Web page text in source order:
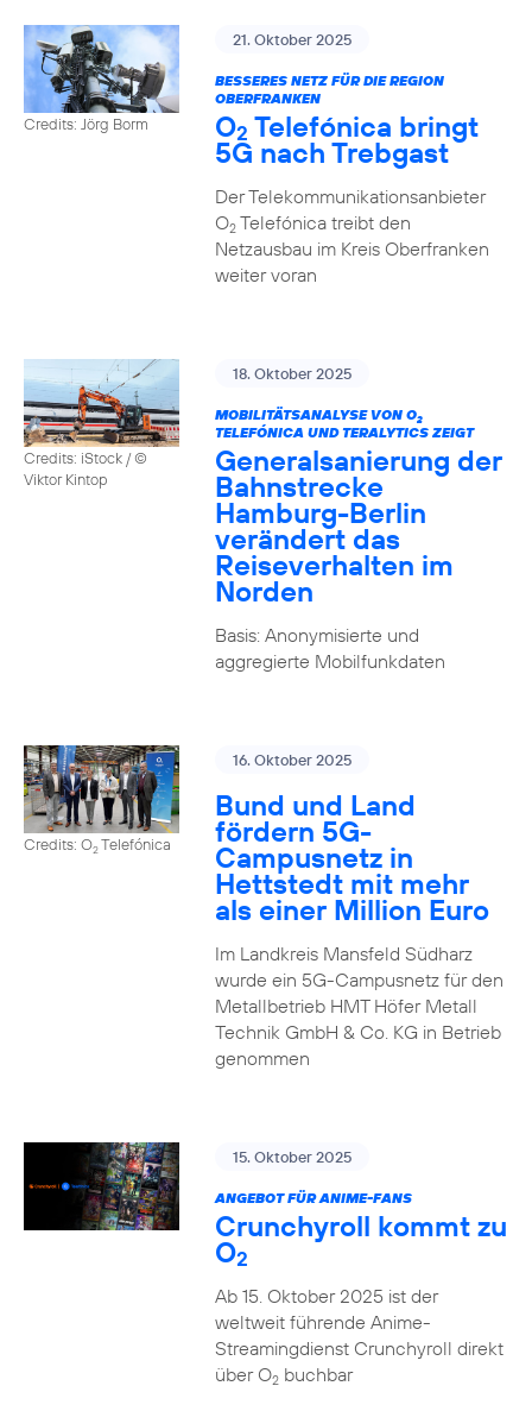
Credits: Jörg Borm
21. Oktober 2025
BESSERES NETZ FÜR DIE REGION
OBERFRANKEN
O2 Telefónica bringt
5G nach Trebgast
Der Telekommunikationsanbieter
O2Telefónica treibt den
Netzausbau im Kreis Oberfranken
weiter voran
Credits: iStock / ©
Viktor Kintop
18. Oktober 2025
MOBILITÄTSANALYSE VON O2
TELEFÓNICA UND TERALYTICS ZEIGT
Generalsanierung der
Bahnstrecke
Hamburg-Berlin
verändert das
Reiseverhalten im
Norden
Basis: Anonymisierte und
aggregierte Mobilfunkdaten
Credits: O2Telefónica
16. Oktober 2025
Bund und Land
fördern 5G-
Campusnetz in
Hettstedt mit mehr
als einer Million Euro
Im Landkreis Mansfeld Südharz
wurde ein 5G-Campusnetz für den
Metallbetrieb HMT Höfer Metall
Technik GmbH & Co. KG in Betrieb
genommen
15. Oktober 2025
ANGEBOT FÜR ANIME-FANS
Crunchyroll kommt zu
O2
Ab 15. Oktober 2025 ist der
weltweit führende Anime-
Streamingdienst Crunchyroll direkt
über O2buchbar